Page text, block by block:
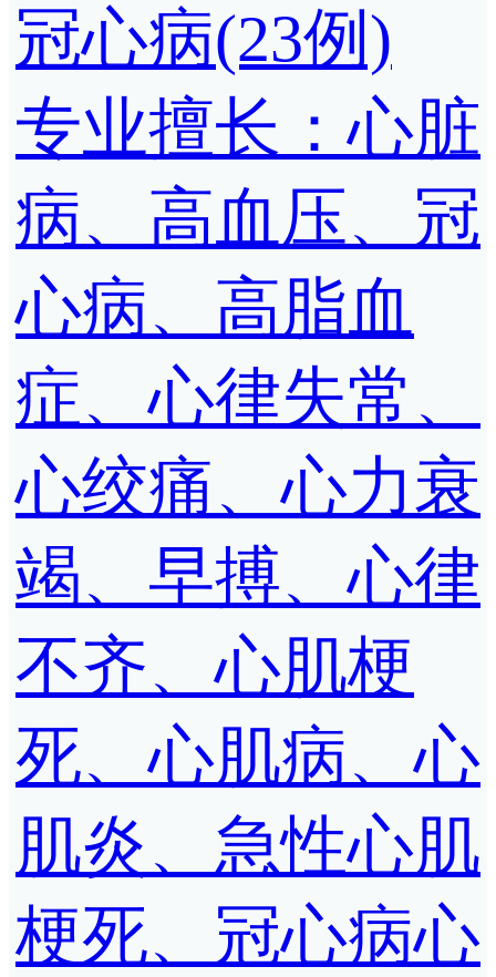
冠心病(23例)
专业擅长：心脏
病、高血压、冠
心病、高脂血
症、心律失常、
心绞痛、心力衰
竭、早搏、心律
不齐、心肌梗
死、心肌病、心
肌炎、急性心肌
梗死、冠心病心